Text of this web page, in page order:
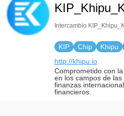
URL：Intercambio
KIP Chip Khipu
http://khipu.io
Comprometido con
en los campos de
finanzas
financieros.